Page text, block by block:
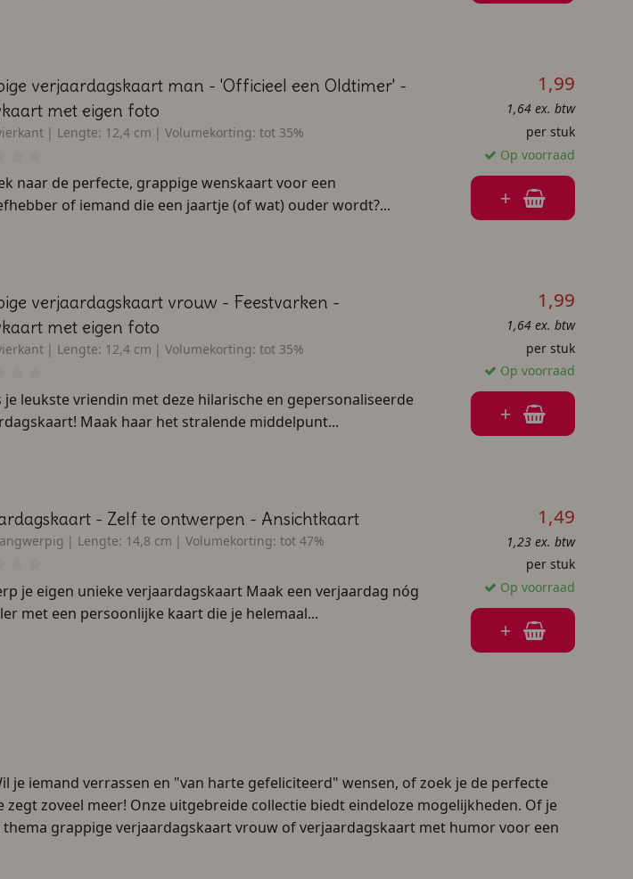
verjaardagskaart man - 'Officieel een Oldtimer' -
met eigen foto
Lengte: 12,4 cm Volumekorting: tot 35%
naar de perfecte, grappige wenskaart voor een
of iemand die een jaartje (of wat) ouder wordt?...
1,99
1,64 ex. btw
per stuk
Op voorraad
+
verjaardagskaart vrouw - Feestvarken -
met eigen foto
Lengte: 12,4 cm Volumekorting: tot 35%
je leukste vriendin met deze hilarische en gepersonaliseerde
Maak haar het stralende middelpunt...
1,99
1,64 ex. btw
per stuk
Op voorraad
+
- Zelf te ontwerpen - Ansichtkaart
Lengte: 14,8 cm Volumekorting: tot 47%
je eigen unieke verjaardagskaart Maak een verjaardag nóg
met een persoonlijke kaart die je helemaal...
1,49
1,23 ex. btw
per stuk
Op voorraad
+
iemand verrassen en "van harte gefeliciteerd" wensen, of zoek je de perfecte
zoveel meer! Onze uitgebreide collectie biedt eindeloze mogelijkheden. Of je
grappige verjaardagskaart vrouw of verjaardagskaart met humor voor een